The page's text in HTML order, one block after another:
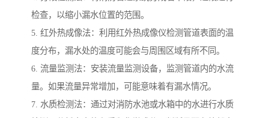
检查，以缩小漏水位置的范围。
5. 红外热成像法：利用红外热成像仪检测管道表面的温
度分布，漏水处的温度可能会与周围区域有所不同。
6. 流量监测法：安装流量监测设备，监测管道内的水流
量。如果流量异常增加，可能意味着有漏水情况。
7. 水质检测法：通过对消防水池或水箱中的水进行水质